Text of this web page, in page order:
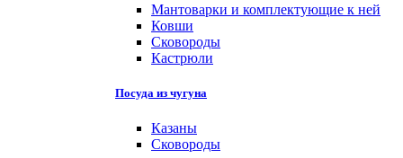
Мантоварки и комплектующие к ней
Ковши
Сковороды
Кастрюли
Посуда из чугуна
Казаны
Сковороды